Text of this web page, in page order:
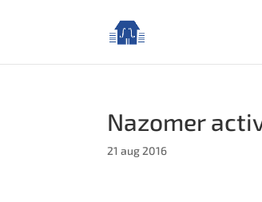
Nazomer
21 aug 2016